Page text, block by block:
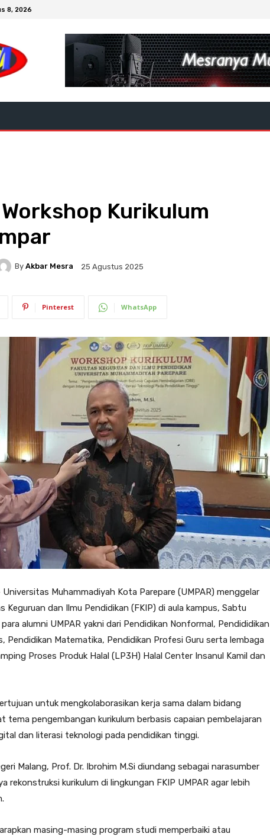
8, 2026
Workshop Kurikulum
By Akbar Mesra 25 Agustus 2025
Pinterest WhatsApp
Universitas Muhammadiyah Kota Parepare (UMPAR) menggelar
Keguruan dan Ilmu Pendidikan (FKIP) di aula kampus, Sabtu
alumni UMPAR yakni dari Pendidikan Nonformal, Pendididikan
Pendidikan Matematika, Pendidikan Profesi Guru serta lembaga
Proses Produk Halal (LP3H) Halal Center Insanul Kamil dan
untuk mengkolaborasikan kerja sama dalam bidang
tema pengembangan kurikulum berbasis capaian pembelajaran
dan literasi teknologi pada pendidikan tinggi.
Malang, Prof. Dr. Ibrohim M.Si diundang sebagai narasumber
rekonstruksi kurikulum di lingkungan FKIP UMPAR agar lebih
masing-masing program studi memperbaiki atau